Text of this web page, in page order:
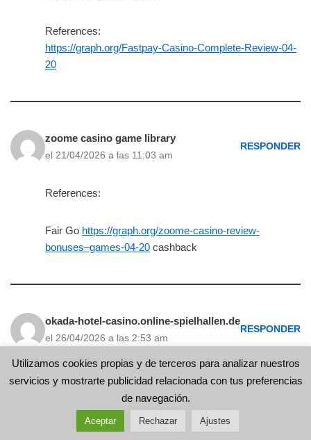
References:
https://graph.org/Fastpay-Casino-Complete-Review-04-
20
zoome casino game library
el 21/04/2026 a las 11:03 am
RESPONDER
References:
Fair Go https://graph.org/zoome-casino-review-
bonuses–games-04-20 cashback
okada-hotel-casino.online-spielhallen.de
el 26/04/2026 a las 2:53 am
RESPONDER
References:
Roulette wheel layout
Utilizamos cookies propias y de terceros para analizar nuestros
servicios y mostrarte publicidad relacionada con tus preferencias
de navegación.
Aceptar Rechazar Ajustes